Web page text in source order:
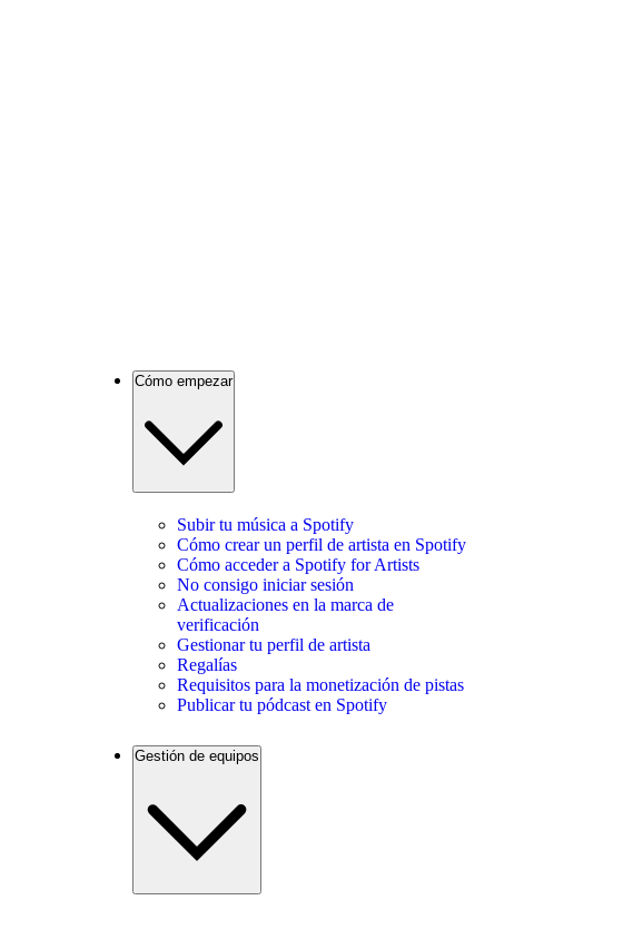
Cómo empezar
Subir tu música a Spotify
Cómo crear un perfil de artista en Spotify
Cómo acceder a Spotify for Artists
No consigo iniciar sesión
Actualizaciones en la marca de
verificación
Gestionar tu perfil de artista
Regalías
Requisitos para la monetización de pistas
Publicar tu pódcast en Spotify
Gestión de equipos